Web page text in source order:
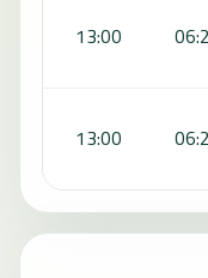
13:00
13:00